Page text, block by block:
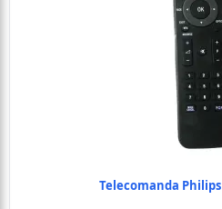
Telecomanda Philips